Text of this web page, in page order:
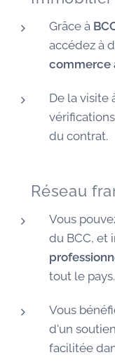
Grâce à
accédez à
commerce
De la visite
du contrat.
🌐 Réseau
Vous
du BCC, et
tout le pays.
Vous
d'un
facilitée